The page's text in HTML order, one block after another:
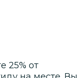
25% от